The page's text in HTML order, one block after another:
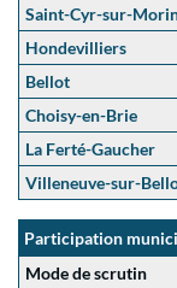
Saint-Cyr-sur-
Hondevilliers
Bellot
Choisy-en-Brie
La Ferté-Gaucher
Villeneuve-sur-
Participation
Mode de scrutin